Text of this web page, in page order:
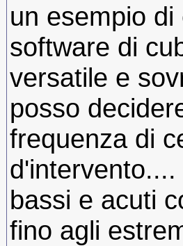
un esempio
software di
versatile e
posso
frequenza di
bassi e acuti
fino agli